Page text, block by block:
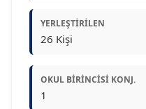
YERLEŞTIRILEN
26 Kişi
OKUL BIRINCISI KONJ.
1